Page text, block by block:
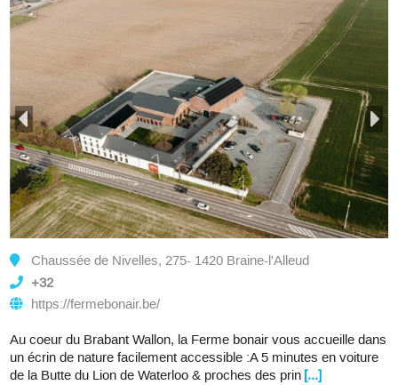
Chaussée de Nivelles, 275- 1420 Braine-l'Alleud
+32
https://fermebonair.be/
Au coeur du Brabant Wallon, la Ferme bonair vous accueille dans
un écrin de nature facilement accessible :A 5 minutes en voiture
de la Butte du Lion de Waterloo & proches des prin [...]